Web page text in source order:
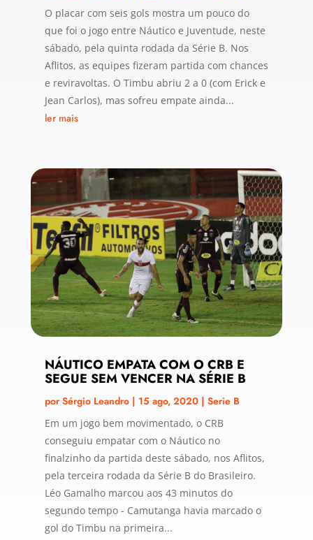
O placar com seis gols mostra um pouco do
que foi o jogo entre Náutico e Juventude, neste
sábado, pela quinta rodada da Série B. Nos
Aflitos, as equipes fizeram partida com chances
e reviravoltas. O Timbu abriu 2 a 0 (com Erick e
Jean Carlos), mas sofreu empate ainda...
ler mais
NÁUTICO EMPATA COM O CRB E
SEGUE SEM VENCER NA SÉRIE B
porSérgio Leandro| 15 ago, 2020| Serie B
Em um jogo bem movimentado, o CRB
conseguiu empatar com o Náutico no
finalzinho da partida deste sábado, nos Aflitos,
pela terceira rodada da Série B do Brasileiro.
Léo Gamalho marcou aos 43 minutos do
segundo tempo - Camutanga havia marcado o
gol do Timbu na primeira...